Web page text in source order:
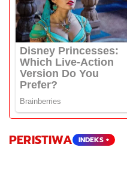
PERISTIWA INDEKS +